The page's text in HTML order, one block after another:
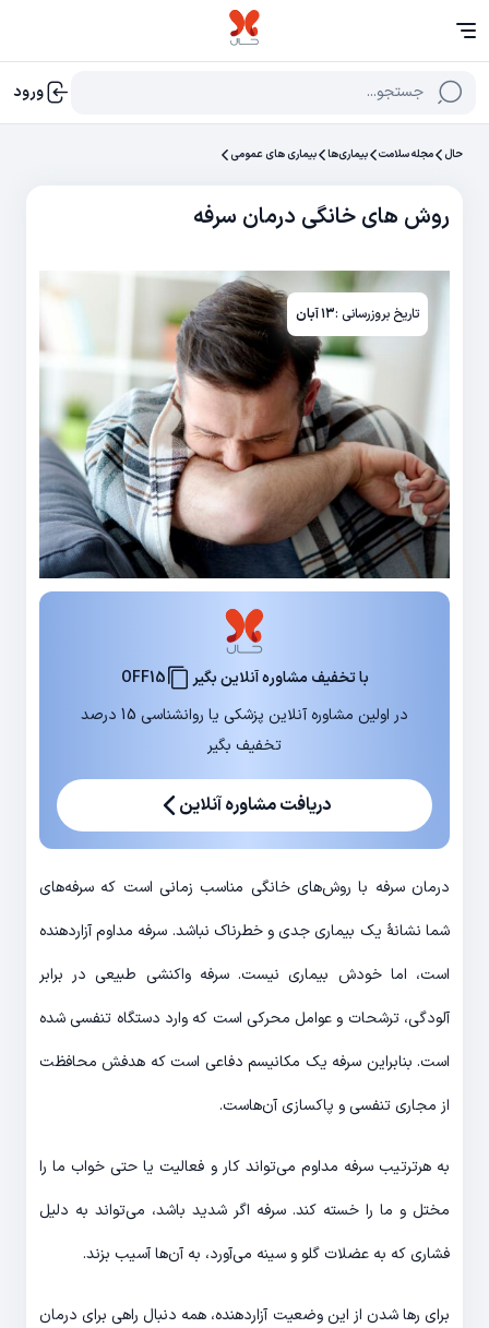
جستجو... ورود
حال مجله سلامت بیماری‌ها بیماری های عمومی
روش‌ های خانگی درمان سرفه
تاریخ بروزرسانی :۱۳ آبان
با تخفیف مشاوره آنلاین بگیر
OFF15
در اولین مشاوره آنلاین پزشکی یا روانشناسی 15 درصد
تخفیف بگیر
دریافت مشاوره آنلاین
درمان سرفه با روش‌های خانگی مناسب زمانی است که سرفه‌های
شما نشانۀ یک بیماری جدی و خطرناک نباشد. سرفه مداوم آزاردهنده
است، اما خودش بیماری نیست. سرفه واکنشی طبیعی در برابر
آلودگی، ترشحات و عوامل محرکی است که وارد دستگاه تنفسی شده
است. بنابراین سرفه یک مکانیسم دفاعی است که هدفش محافظت
از مجاری تنفسی و پاکسازی آن‌هاست.
به هرترتیب سرفه مداوم می‌تواند کار و فعالیت یا حتی خواب ما را
مختل و ما را خسته ‌کند. سرفه اگر شدید باشد، می‌تواند به دلیل
فشاری که به عضلات گلو و سینه می‌آورد، به آن‌ها آسیب بزند.
برای رها شدن از این وضعیت آزاردهنده، همه دنبال راهی برای درمان